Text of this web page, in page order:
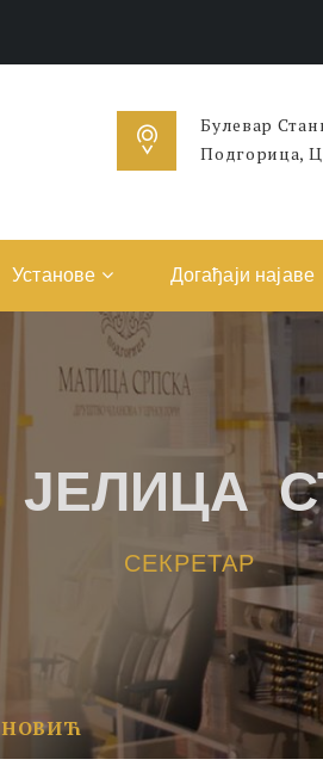
Булевар
Подгорица,
Установе Догађаји најаве
СЕКРЕТАР